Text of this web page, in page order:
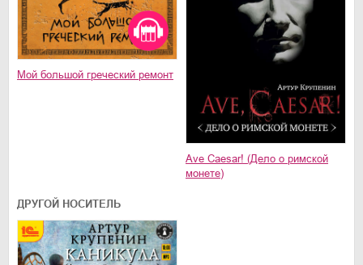
Мой большой греческий ремонт
Ave Caesar! (Дело о римской
монете)
ДРУГОЙ НОСИТЕЛЬ